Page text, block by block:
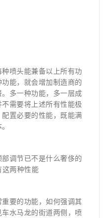
喷头能兼备以上所有功
能，就会增加制造商的
多一种功能，多一层成
需要将上述所有性能极
置必要的性能，既能满
调节已不是什么奢侈的
两种性能
要的功能，如何强调其
水马龙的街道两侧，喷